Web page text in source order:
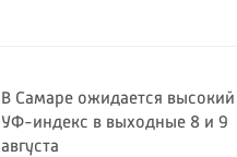
В Самаре ожидается высокий
УФ-индекс в выходные 8 и 9
августа